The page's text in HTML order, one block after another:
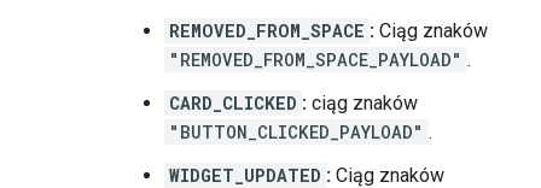
REMOVED_FROM_SPACE : Ciąg znaków
"REMOVED_FROM_SPACE_PAYLOAD" .
CARD_CLICKED : ciąg znaków
"BUTTON_CLICKED_PAYLOAD" .
WIDGET_UPDATED : Ciąg znaków